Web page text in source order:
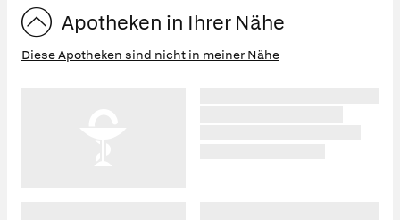
Apotheken in Ihrer Nähe
Diese Apotheken sind nicht in meiner Nähe